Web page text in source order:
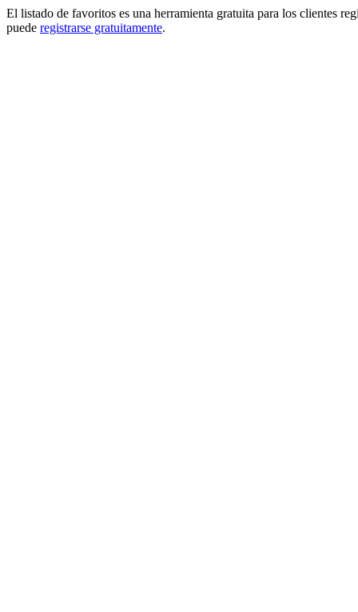
El listado de favoritos es una herramienta gratuita para los clientes
puede registrarse gratuitamente.